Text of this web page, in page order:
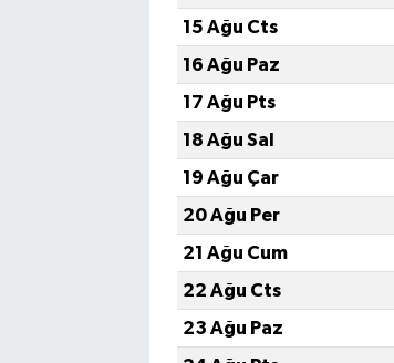
15 Ağu Cts
16 Ağu Paz
17 Ağu Pts
18 Ağu Sal
19 Ağu Çar
20 Ağu Per
21 Ağu Cum
22 Ağu Cts
23 Ağu Paz